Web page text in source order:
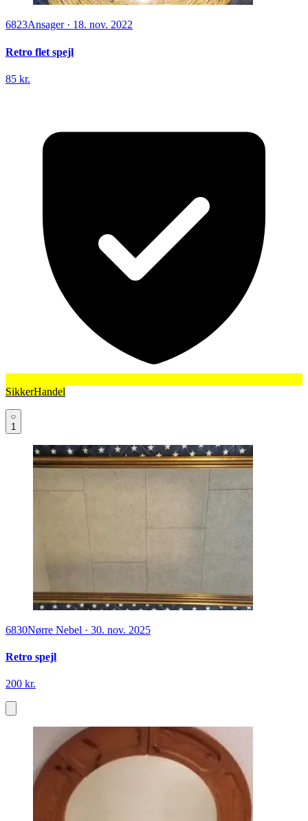
6823Ansager· 18. nov. 2022
Retro flet spejl
85 kr.
SikkerHandel
1
6830Nørre Nebel · 30. nov. 2025
Retro spejl
200 kr.